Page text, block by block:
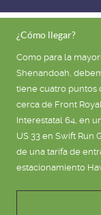
¿Cómo llegar?
Como para la
Shenandoah,
tiene cuatro puntos
cerca de Front
Interestatal 64, en
US 33 en Swift Run
de una tarifa de
estacionamiento